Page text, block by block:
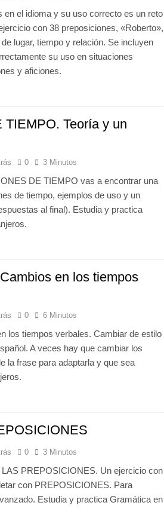
en el idioma y su uso correcto es un reto
con 38 preposiciones, «Roberto»,
lugar, tiempo y relación. Se incluyen
su uso en situaciones
y aficiones.
Teoría y un
0 3 Minutos
DE TIEMPO vas a encontrar una
de tiempo, ejemplos de uso y un
al final). Estudia y practica
en los tiempos
0 6 Minutos
los tiempos verbales. Cambiar de estilo
A veces hay que cambiar los
la frase para adaptarla y que sea
0 3 Minutos
PREPOSICIONES. Un ejercicio con
con PREPOSICIONES. Para
Estudia y practica Gramática en